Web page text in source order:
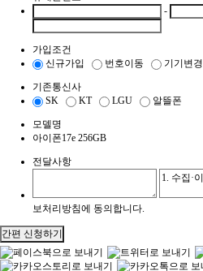
-
가입조건
신규가입
번호이동 기기변경
기존통신사
SK
KT LGU 알뜰폰
모델명
아이폰17e 256GB
전달사항
보처리방침에 동의합니다.
간편 신청하기